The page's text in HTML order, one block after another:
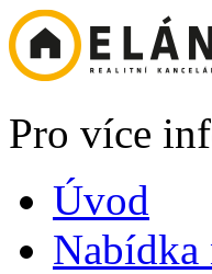
Pro více
Úvod